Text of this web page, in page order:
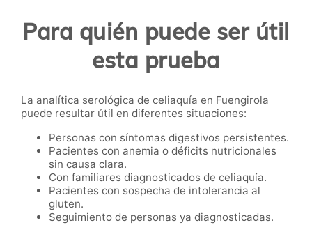
Para quién puede ser útil
esta prueba
La analítica serológica de celiaquía en Fuengirola
puede resultar útil en diferentes situaciones:
Personas con síntomas digestivos persistentes.
Pacientes con anemia o déficits nutricionales
sin causa clara.
Con familiares diagnosticados de celiaquía.
Pacientes con sospecha de intolerancia al
gluten.
Seguimiento de personas ya diagnosticadas.